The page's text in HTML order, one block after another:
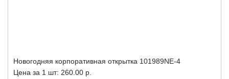
Новогодняя корпоративная открытка 101989NE-4
Цена за 1 шт: 260.00 р.